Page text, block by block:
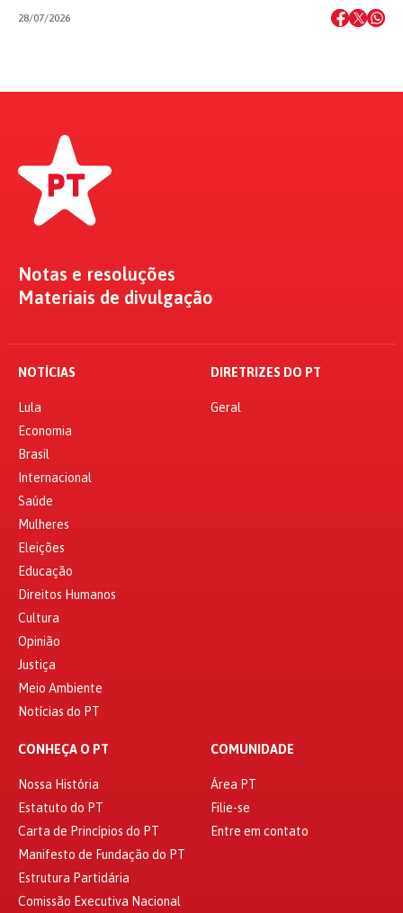
28/07/2026
Notas e resoluções
Materiais de divulgação
NOTÍCIAS
Lula
Economia
Brasil
Internacional
Saúde
Mulheres
Eleições
Educação
Direitos Humanos
Cultura
Opinião
Justiça
Meio Ambiente
Notícias do PT
DIRETRIZES DO PT
Geral
CONHEÇA O PT
Nossa História
Estatuto do PT
Carta de Princípios do PT
Manifesto de Fundação do PT
Estrutura Partidária
Comissão Executiva Nacional
COMUNIDADE
Área PT
Filie-se
Entre em contato